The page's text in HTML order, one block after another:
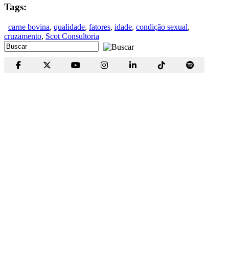
Tags:
carne bovina, qualidade, fatores, idade, condição sexual,
cruzamento, Scot Consultoria